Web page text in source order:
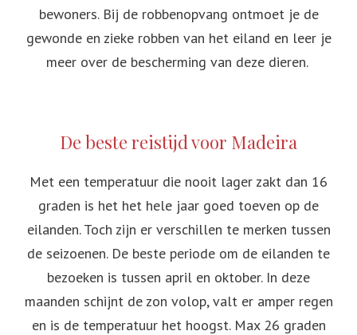
bewoners. Bij de robbenopvang ontmoet je de
gewonde en zieke robben van het eiland en leer je
meer over de bescherming van deze dieren.
De beste reistijd voor Madeira
Met een temperatuur die nooit lager zakt dan 16
graden is het het hele jaar goed toeven op de
eilanden. Toch zijn er verschillen te merken tussen
de seizoenen. De beste periode om de eilanden te
bezoeken is tussen april en oktober. In deze
maanden schijnt de zon volop, valt er amper regen
en is de temperatuur het hoogst. Max 26 graden